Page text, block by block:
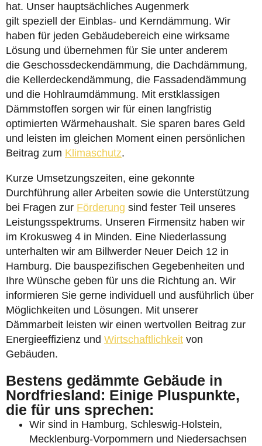
hat. Unser hauptsächliches Augenmerk
gilt speziell der Einblas- und Kerndämmung. Wir
haben für jeden Gebäudebereich eine wirksame
Lösung und übernehmen für Sie unter anderem
die Geschossdeckendämmung, die Dachdämmung,
die Kellerdeckendämmung, die Fassadendämmung
und die Hohlraumdämmung. Mit erstklassigen
Dämmstoffen sorgen wir für einen langfristig
optimierten Wärmehaushalt. Sie sparen bares Geld
und leisten im gleichen Moment einen persönlichen
Beitrag zum Klimaschutz.
Kurze Umsetzungszeiten, eine gekonnte
Durchführung aller Arbeiten sowie die Unterstützung
bei Fragen zur Förderung sind fester Teil unseres
Leistungsspektrums. Unseren Firmensitz haben wir
im Krokusweg 4 in Minden. Eine Niederlassung
unterhalten wir am Billwerder Neuer Deich 12 in
Hamburg. Die bauspezifischen Gegebenheiten und
Ihre Wünsche geben für uns die Richtung an. Wir
informieren Sie gerne individuell und ausführlich über
Möglichkeiten und Lösungen. Mit unserer
Dämmarbeit leisten wir einen wertvollen Beitrag zur
Energieeffizienz und Wirtschaftlichkeit von
Gebäuden.
Bestens gedämmte Gebäude in
Nordfriesland: Einige Pluspunkte,
die für uns sprechen:
Wir sind in Hamburg, Schleswig-Holstein,
Mecklenburg-Vorpommern und Niedersachsen